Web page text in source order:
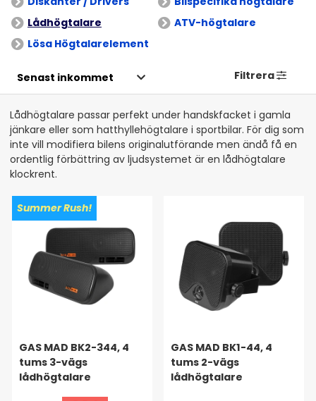
Lådhögtalare
ATV-högtalare
Lösa Högtalarelement
Lådhögtalare passar perfekt under handskfacket i gamla
jänkare eller som hatthyllehögtalare i sportbilar. För dig som
inte vill modifiera bilens originalutförande men ändå få en
ordentlig förbättring av ljudsystemet är en lådhögtalare
klockrent.
Filtrera
Summer Rush!
GAS MAD BK2-344, 4
tums 3-vägs
lådhögtalare
GAS MAD BK1-44, 4
tums 2-vägs
lådhögtalare